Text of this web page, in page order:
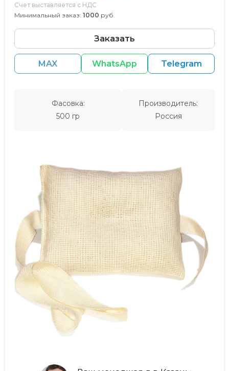
Счет выставляется с НДС
Минимальный заказ: 1000 руб.
Заказать
MAX WhatsApp Telegram
Фасовка:
500 гр
Производитель:
Россия